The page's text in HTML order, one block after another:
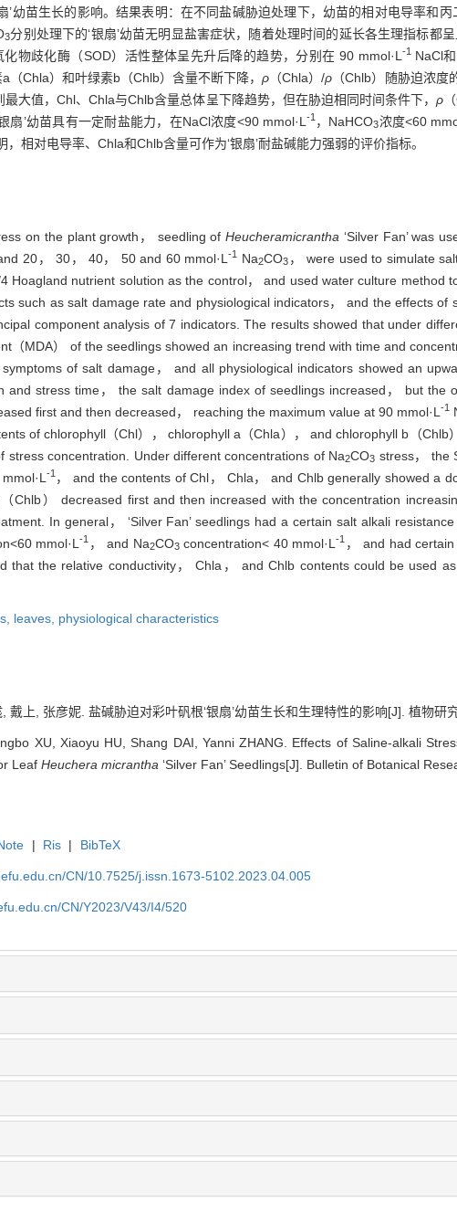
’幼苗生长的影响。结果表明：在不同盐碱胁迫处理下，幼苗的相对电导率和
3分别处理下的‘银扇’幼苗无明显盐害症状，随着处理时间的延长各生理指标都
物歧化酶（SOD）活性整体呈先升后降的趋势，分别在 90 mmol·L -1 NaCl和
（Chla）和叶绿素b（Chlb）含量不断下降，ρ （Chla）/ρ （Chlb）随胁迫浓
最大值，Chl、Chla与Chlb含量总体呈下降趋势，但在胁迫相同时间条件下，ρ
扇’幼苗具有一定耐盐能力，在NaCl浓度<90 mmol·L -1 ，NaHCO3浓度<60
相对电导率、Chla和Chlb含量可作为‘银扇’耐盐碱能力强弱的评价指标。
on the plant growth， seedling ofHeucheramicrantha ‘Silver Fan’ was
20， 30， 40， 50 and 60 mmol·L-1 Na2CO3 ， were used to simulate
Hoagland nutrient solution as the control， and used water culture method
such as salt damage rate and physiological indicators， and the effects of
component analysis of 7 indicators. The results showed that under
（MDA） of the seedlings showed an increasing trend with time and
of salt damage， and all physiological indicators showed an
and stress time， the salt damage index of seedlings increased， but the
first and then decreased， reaching the maximum value at 90 mmol·L -1
of chlorophyll（Chl）， chlorophyll a（Chla）， and chlorophyll b（Chlb
stress concentration. Under different concentrations of Na2CO3 stress， the
-1 ， and the contents of Chl， Chla， and Chlb generally showed a
（Chlb） decreased first and then increased with the concentration
In general， ‘Silver Fan’ seedlings had a certain salt alkali
mmol·L-1 ， and Na2CO3concentration< 40 mmol·L-1 ， and had
that the relative conductivity， Chla， and Chlb contents could be used
leaves, physiological characteristics
戴上, 张彦妮. 盐碱胁迫对彩叶矾根‘银扇’幼苗生长和生理特性的影响[J]. 植物研
XU, Xiaoyu HU, Shang DAI, Yanni ZHANG. Effects of Saline-alkali
Leaf Heuchera micrantha ‘Silver Fan’ Seedlings[J]. Bulletin of Botanical
| Ris | BibTeX
CN/10.7525/j.issn.1673-5102.2023.04.005
CN/Y2023/V43/I4/520